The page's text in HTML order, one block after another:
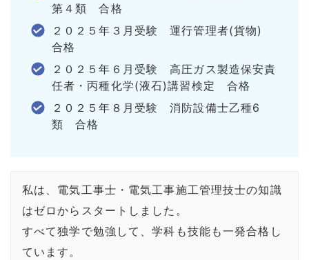
第４類 合格
２０２５年３月受験 運行管理者(貨物)
合格
２０２５年６月受験 高圧ガス製造保安責
任者・丙種化学(液石)講習検定 合格
２０２５年８月受験 消防設備士乙種6
類 合格
私は、電気工事士・電気工事施工管理技士の知識
はゼロからスタートしました。
すべて独学で勉強して、学科も技能も一発合格し
ています。